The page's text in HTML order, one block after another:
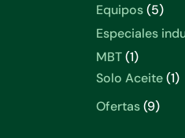
Equipos 5
Especiales
MBT 1
Solo Aceite 1
Ofertas 9